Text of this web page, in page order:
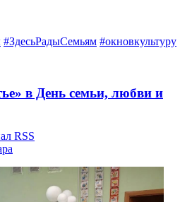
#ЗдесьРадыСемьям #окновкультуру
в День семьи, любви и
RSS